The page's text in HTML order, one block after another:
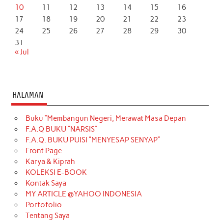
10
11 12 13 14 15
16
17
18 19 20 21 22
23
24
25 26 27 28 29
30
31
« Jul
HALAMAN
Buku “Membangun Negeri, Merawat Masa Depan
F.A.Q BUKU “NARSIS”
F.A.Q. BUKU PUISI “MENYESAP SENYAP”
Front Page
Karya & Kiprah
KOLEKSI E-BOOK
Kontak Saya
MY ARTICLE @YAHOO INDONESIA
Portofolio
Tentang Saya